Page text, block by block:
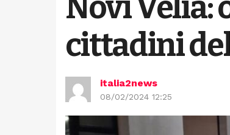
cittadini
italia2news
08/02/2024 12:25